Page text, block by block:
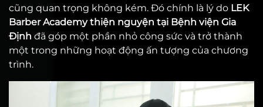
cũng quan trọng không kém. Đó chính là lý do LEK
Barber Academy thiện nguyện tại Bệnh viện Gia
Định đã góp một phần nhỏ công sức và trở thành
một trong những hoạt động ấn tượng của chương
trình.